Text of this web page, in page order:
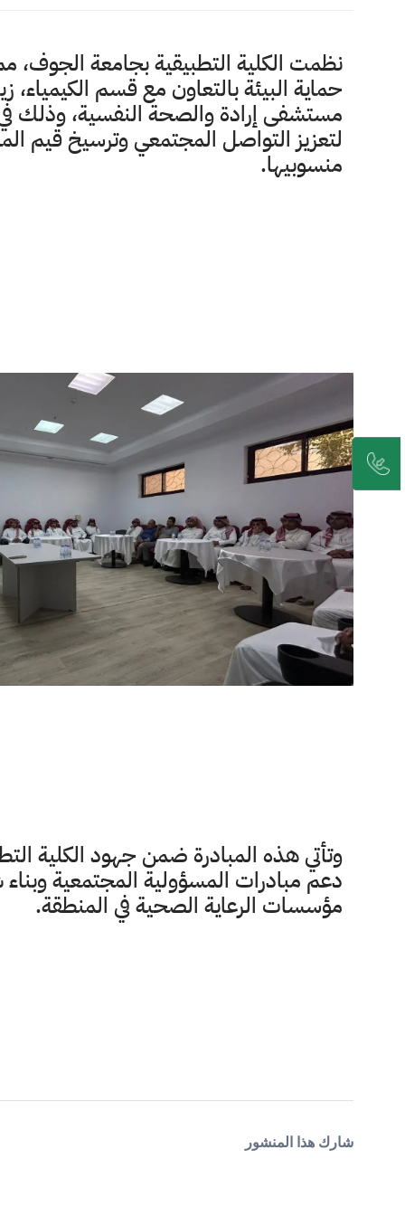
نظمت الكلية التطبيقية بجامعة الجوف،
حماية البيئة بالتعاون مع قسم الكيمياء،
مستشفى إرادة والصحة النفسية، وذلك في
لتعزيز التواصل المجتمعي وترسيخ قيم
منسوبيها.
وتأتي هذه المبادرة ضمن جهود الكلية
دعم مبادرات المسؤولية المجتمعية
مؤسسات الرعاية الصحية في المنطقة.
شارك هذا المنشور